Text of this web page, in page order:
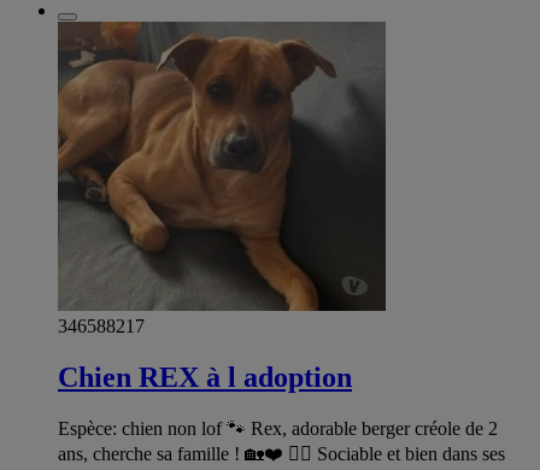
346588217
Chien REX à l adoption
Espèce: chien non lof 🐾 Rex, adorable berger créole de 2
ans, cherche sa famille ! 🏡❤️ 🐕‍🦺 Sociable et bien dans ses